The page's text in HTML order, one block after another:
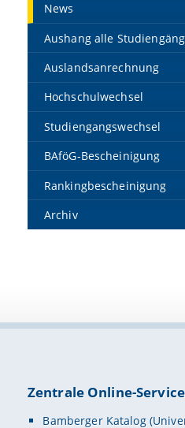
News
Aushang alle
Auslandsanrechnung
Hochschulwechsel
Studiengangswechsel
BAföG-Bescheinigung
Rankingbescheinigung
Archiv
Zentrale Online-
Bamberger Katalog